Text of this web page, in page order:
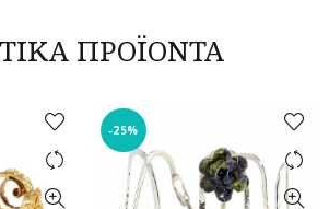
ΠΡΟΪΌΝΤΑ
-25%